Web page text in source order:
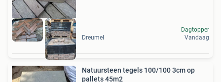
Dreumel
Dagtopper
Vandaag
Natuursteen tegels 100/100 3cm op
pallets 45m2